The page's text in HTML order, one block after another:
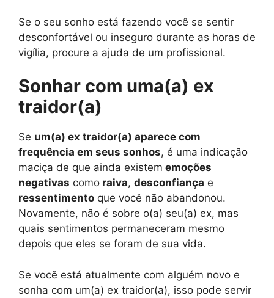
Se o seu sonho está fazendo você se sentir
desconfortável ou inseguro durante as horas de
vigília, procure a ajuda de um profissional.
Sonhar com uma(a) ex
traidor(a)
Se um(a) ex traidor(a) aparece com
frequência em seus sonhos, é uma indicação
maciça de que ainda existem emoções
negativas como raiva, desconfiança e
ressentimento que você não abandonou.
Novamente, não é sobre o(a) seu(a) ex, mas
quais sentimentos permaneceram mesmo
depois que eles se foram de sua vida.
Se você está atualmente com alguém novo e
sonha com um(a) ex traidor(a), isso pode servir